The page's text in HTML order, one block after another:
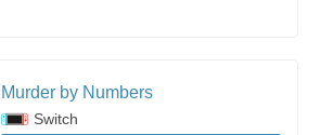
Murder by Numbers
Switch